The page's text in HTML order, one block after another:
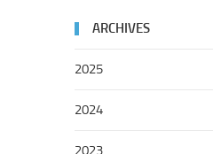
ARCHIVES
2025
2024